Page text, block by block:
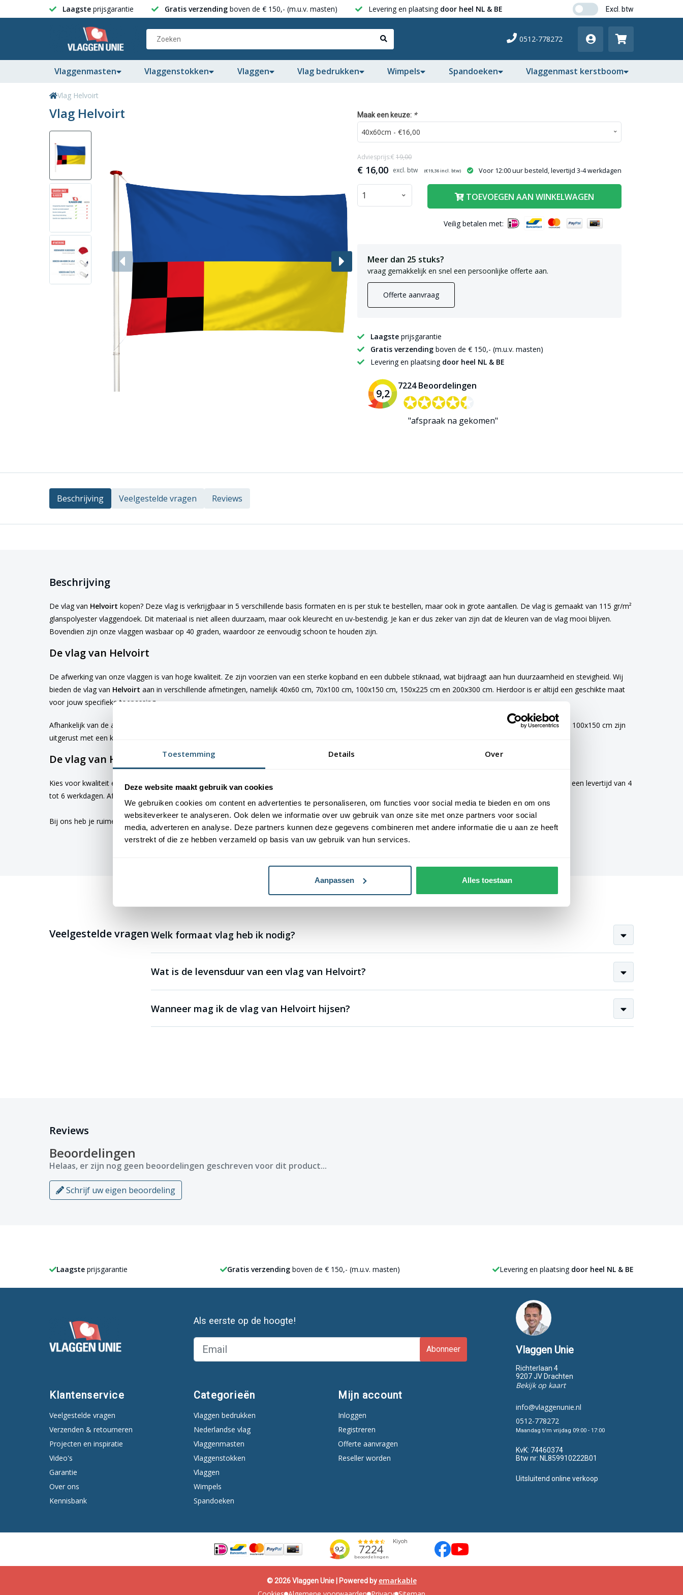
Toestemming Details Over
Deze website maakt gebruik van cookies
We gebruiken cookies om content en advertenties te personaliseren, om functies voor social media te bieden en om ons
websiteverkeer te analyseren. Ook delen we informatie over uw gebruik van onze site met onze partners voor social
media, adverteren en analyse. Deze partners kunnen deze gegevens combineren met andere informatie die u aan ze heeft
verstrekt of die ze hebben verzameld op basis van uw gebruik van hun services.
Aanpassen Alles toestaan
Laagste prijsgarantie Gratis verzending boven de € 150,- (m.u.v. masten) Levering en plaatsing door heel NL & BE
0512-778272
Vlaggenmasten Vlaggenstokken Vlaggen Vlag bedrukken Wimpels Spandoeken Vlaggenmast kerstboom
Vlag Helvoirt
Vlag Helvoirt Maak een keuze: *
€ 16,00 (€19,36incl. btw)
Adviesprijs:€19,00
Voor 12:00 uur besteld, levertijd 3-4 werkdagen
TOEVOEGEN AAN WINKELWAGEN
Veilig betalen met:
Meer dan 25 stuks?
vraag gemakkelijk en snel een persoonlijke offerte aan.
Offerte aanvraag
Laagste prijsgarantie
Gratis verzending boven de € 150,- (m.u.v. masten)
Levering en plaatsing door heel NL & BE
9,2
7224 Beoordelingen
✪✪✪✪✪
✪✪✪✪✪
"afspraak na gekomen"
Beschrijving Veelgestelde vragen Reviews
Beschrijving
De vlag van Helvoirt kopen? Deze vlag is verkrijgbaar in 5 verschillende basis formaten en is per stuk te bestellen, maar ook in grote aantallen. De vlag is gemaakt van 115 gr/m²
glanspolyester vlaggendoek. Dit materiaal is niet alleen duurzaam, maar ook kleurecht en uv-bestendig. Je kan er dus zeker van zijn dat de kleuren van de vlag mooi blijven.
Bovendien zijn onze vlaggen wasbaar op 40 graden, waardoor ze eenvoudig schoon te houden zijn.
De vlag van Helvoirt
De afwerking van onze vlaggen is van hoge kwaliteit. Ze zijn voorzien van een sterke kopband en een dubbele stiknaad, wat bijdraagt aan hun duurzaamheid en stevigheid. Wij
bieden de vlag van Helvoirt aan in verschillende afmetingen, namelijk 40x60 cm, 70x100 cm, 100x150 cm, 150x225 cm en 200x300 cm. Hierdoor is er altijd een geschikte maat
voor jouw specifieke toepassing
Afhankelijk van de afmetingen die je kiest, worden de vlaggen voorzien van verschillende bevestigingsmogelijkheden. De vlaggen van 40x60 cm, 70x100 cm en 100x150 cm zijn
uitgerust met een koord en lusje, terwijl de grotere maten van 150x225 cm en 200x300 cm zijn voorzien van clips.
De vlag van Helvoirt bestellen
Kies voor kwaliteit en betrouwbaarheid met vlaggen van Vlaggen Unie. Alle dorps- en stadsvlaggen worden met de grootst mogelijke zorg gemaakt en hebben een levertijd van 4
tot 6 werkdagen. Afhankelijk van de locatie hebben vlaggen een gemiddelde levensduur van 3 tot 6 maanden.
Bij ons heb je ruime keus uitvlaggen. Altijd met de hoogste kwaliteit vlaggendoek, printing en afwerking.
Veelgestelde vragen Welk formaat vlag heb ik nodig?
Wat is de levensduur van een vlag van Helvoirt?
Wanneer mag ik de vlag van Helvoirt hijsen?
Reviews
Beoordelingen
Helaas, er zijn nog geen beoordelingen geschreven voor dit product...
Schrijf uw eigen beoordeling
Laagste prijsgarantie Gratis verzending boven de € 150,- (m.u.v. masten) Levering en plaatsing door heel NL & BE
Als eerste op de hoogte!
Abonneer
Klantenservice
Veelgestelde vragen
Verzenden & retourneren
Projecten en inspiratie
Video's
Garantie
Over ons
Kennisbank
Categorieën
Vlaggen bedrukken
Nederlandse vlag
Vlaggenmasten
Vlaggenstokken
Vlaggen
Wimpels
Spandoeken
Mijn account
Inloggen
Registreren
Offerte aanvragen
Reseller worden
Vlaggen Unie
Richterlaan 4
9207 JV Drachten
Bekijk op kaart
info@vlaggenunie.nl
0512-778272
Maandag t/m vrijdag 09:00 - 17:00
KvK: 74460374
Btw nr: NL859910222B01
Uitsluitend online verkoop
© 2026 Vlaggen Unie | Powered by emarkable